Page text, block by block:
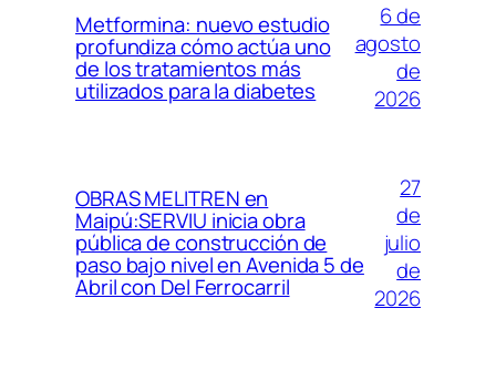
Metformina: nuevo estudio
profundiza cómo actúa uno
de los tratamientos más
utilizados para la diabetes
6 de
agosto
de
2026
OBRAS MELITREN en
Maipú:SERVIU inicia obra
pública de construcción de
paso bajo nivel en Avenida 5 de
Abril con Del Ferrocarril
27
de
julio
de
2026